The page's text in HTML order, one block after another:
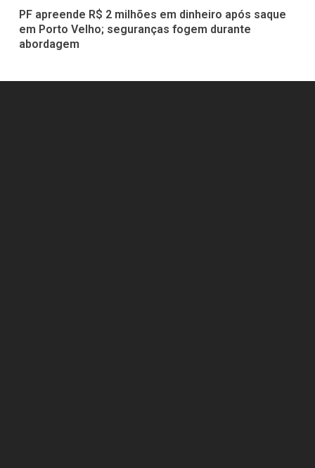
PF apreende R$ 2 milhões em dinheiro após saque
em Porto Velho; seguranças fogem durante
abordagem